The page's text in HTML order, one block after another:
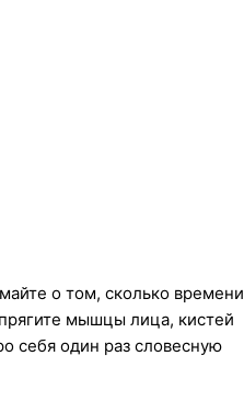
о том, сколько времени
мышцы лица, кистей
себя один раз словесную